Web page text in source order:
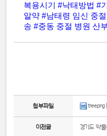
복용시기 #낙태방법 #
알약 #남태령 임신 중
송 #중동 중절 병원 산
첨부파일 tree.png
이전글 경기도 약물